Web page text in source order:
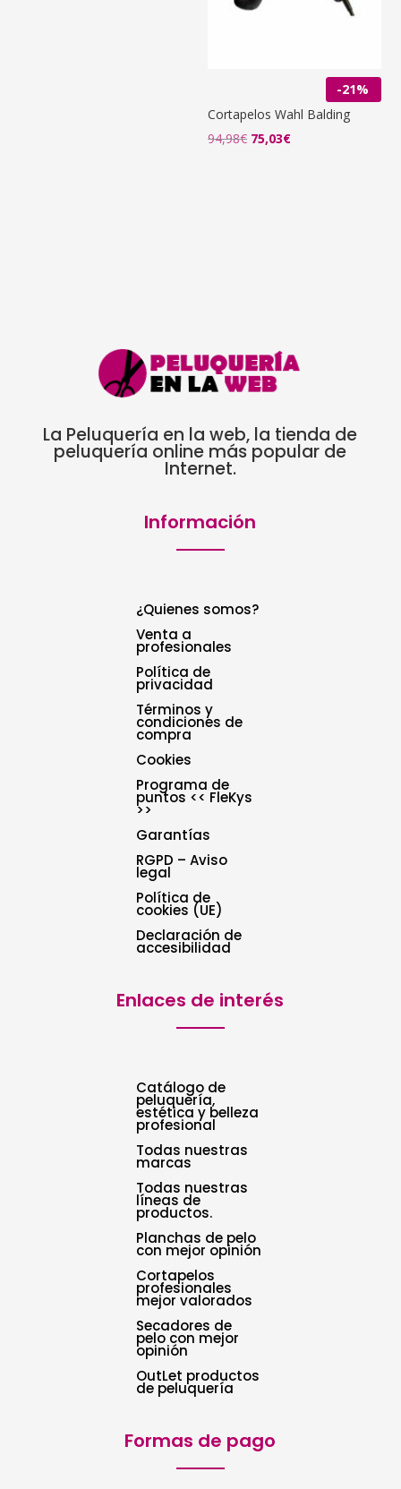
-21%
Cortapelos Wahl Balding
94,98€ 75,03€
La Peluquería en la web, la tienda de
peluquería online más popular de
Internet.
Información
¿Quienes somos?
Venta a
profesionales
Política de
privacidad
Términos y
condiciones de
compra
Cookies
Programa de
puntos << FleKys
>>
Garantías
RGPD – Aviso
legal
Política de
cookies (UE)
Declaración de
accesibilidad
Enlaces de interés
Catálogo de
peluquería,
estética y belleza
profesional
Todas nuestras
marcas
Todas nuestras
líneas de
productos.
Planchas de pelo
con mejor opinión
Cortapelos
profesionales
mejor valorados
Secadores de
pelo con mejor
opinión
OutLet productos
de peluquería
Formas de pago